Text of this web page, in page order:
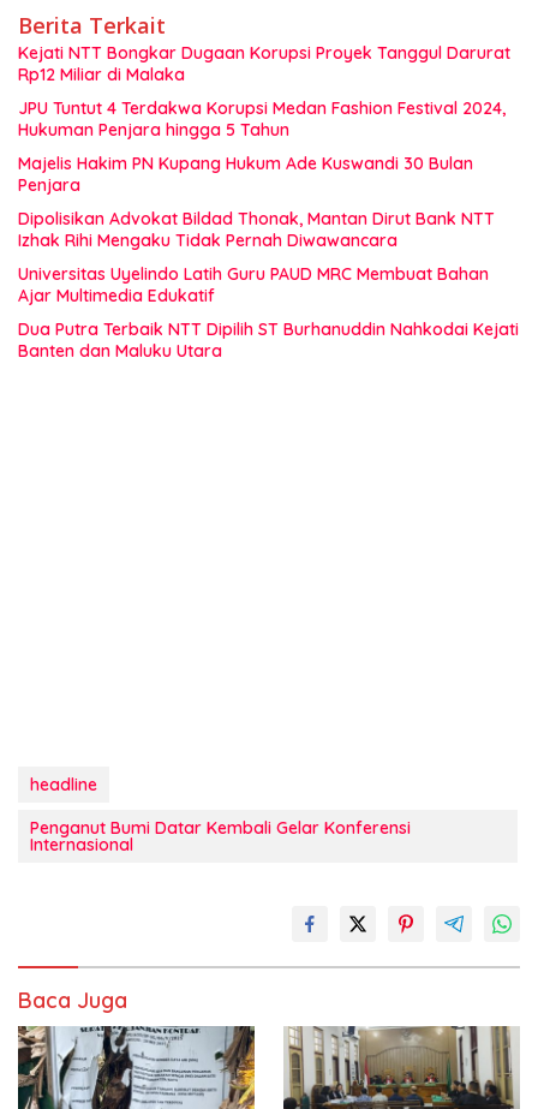
Berita Terkait
Kejati NTT Bongkar Dugaan Korupsi Proyek Tanggul Darurat
Rp12 Miliar di Malaka
JPU Tuntut 4 Terdakwa Korupsi Medan Fashion Festival 2024,
Hukuman Penjara hingga 5 Tahun
Majelis Hakim PN Kupang Hukum Ade Kuswandi 30 Bulan
Penjara
Dipolisikan Advokat Bildad Thonak, Mantan Dirut Bank NTT
Izhak Rihi Mengaku Tidak Pernah Diwawancara
Universitas Uyelindo Latih Guru PAUD MRC Membuat Bahan
Ajar Multimedia Edukatif
Dua Putra Terbaik NTT Dipilih ST Burhanuddin Nahkodai Kejati
Banten dan Maluku Utara
headline
Penganut Bumi Datar Kembali Gelar Konferensi
Internasional
Baca Juga